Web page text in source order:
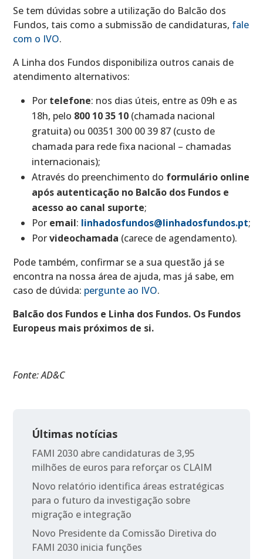
Se tem dúvidas sobre a utilização do Balcão dos
Fundos, tais como a submissão de candidaturas, fale
com o IVO.
A Linha dos Fundos disponibiliza outros canais de
atendimento alternativos:
Por telefone: nos dias úteis, entre as 09h e as
18h, pelo 800 10 35 10 (chamada nacional
gratuita) ou 00351 300 00 39 87 (custo de
chamada para rede fixa nacional – chamadas
internacionais);
Através do preenchimento do formulário online
após autenticação no Balcão dos Fundos e
acesso ao canal suporte;
Por email: linhadosfundos@linhadosfundos.pt;
Porvideochamada (carece de agendamento).
Pode também, confirmar se a sua questão já se
encontra na nossa área de ajuda, mas já sabe, em
caso de dúvida: pergunte ao IVO.
Balcão dos Fundos e Linha dos Fundos. Os Fundos
Europeus mais próximos de si.
Fonte: AD&C
Últimas notícias
FAMI 2030 abre candidaturas de 3,95
milhões de euros para reforçar os CLAIM
Novo relatório identifica áreas estratégicas
para o futuro da investigação sobre
migração e integração
Novo Presidente da Comissão Diretiva do
FAMI 2030 inicia funções